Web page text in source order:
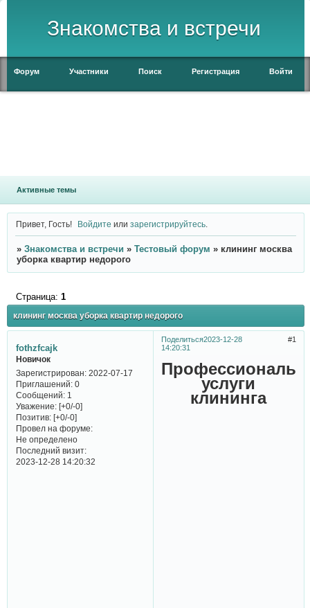
Знакомства и встречи
Форум Участники Поиск Регистрация Войти
Активные темы
Привет, Гость! Войдите илизарегистрируйтесь
» Знакомства и встречи » Тестовый форум » клининг москва
уборка квартир недорого
клининг москва уборка квартир недорого
Страница: 1
Поделиться 1
2023-12-28
14:20:31
fothzfcajk
Новичок
Зарегистрирован: 2022-07-17
Приглашений:0
Сообщений:1
Уважение: [+0/-0]
Позитив: [+0/-0]
Провел на форуме:
Не определено
Последний визит:
2023-12-28 14:20:32
услуги
клининга